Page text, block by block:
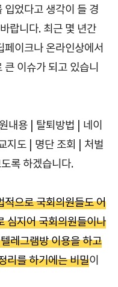
입었다고 생각이 들 경
랍니다. 최근 몇 년간
페이크나 온라인상에서
이슈가 되고 있습니
내용 | 탈퇴방법 | 네이
지도 | 명단 조회 | 처벌
록 하겠습니다.
적으로 국회의원들도 어
심지어 국회의원들이나
레그램방 이용을 하고
리를 하기에는 비밀이